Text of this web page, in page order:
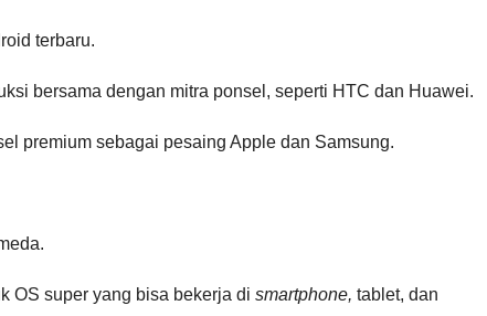
terbaru.
bersama dengan mitra ponsel, seperti HTC dan Huawei.
premium sebagai pesaing Apple dan Samsung.
OS super yang bisa bekerja di smartphone, tablet, dan